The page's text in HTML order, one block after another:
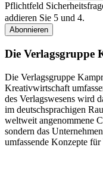
Pflichtfeld
addieren Sie 5 und 4.
Abonnieren
Die Verlagsgruppe
Die Verlagsgruppe
Kreativwirtschaft
des Verlagswesens wird
im deutschsprachigen
weltweit angenommene
sondern das
umfassende Konzepte